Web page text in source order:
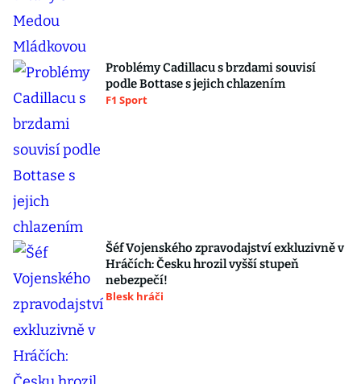
Problémy Cadillacu s brzdami souvisí
podle Bottase s jejich chlazením
F1 Sport
Šéf Vojenského zpravodajství exkluzivně v
Hráčích: Česku hrozil vyšší stupeň
nebezpečí!
Blesk hráči